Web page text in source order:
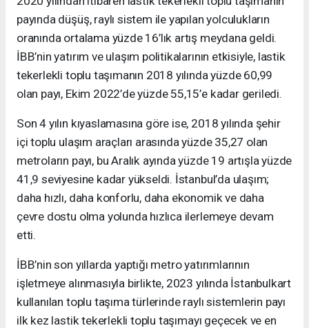
payında düşüş, raylı sistem ile yapılan yolculukların
oranında ortalama yüzde 16’lık artış meydana geldi.
İBB’nin yatırım ve ulaşım politikalarının etkisiyle, lastik
tekerlekli toplu taşımanın 2018 yılında yüzde 60,99
olan payı, Ekim 2022’de yüzde 55,15’e kadar geriledi.
Son 4 yılın kıyaslamasına göre ise, 2018 yılında şehir
içi toplu ulaşım araçları arasında yüzde 35,27 olan
metroların payı, bu Aralık ayında yüzde 19 artışla yüzde
41,9 seviyesine kadar yükseldi. İstanbul’da ulaşım;
daha hızlı, daha konforlu, daha ekonomik ve daha
çevre dostu olma yolunda hızlıca ilerlemeye devam
etti.
İBB’nin son yıllarda yaptığı metro yatırımlarının
işletmeye alınmasıyla birlikte, 2023 yılında İstanbulkart
kullanılan toplu taşıma türlerinde raylı sistemlerin payı
ilk kez lastik tekerlekli toplu taşımayı geçecek ve en